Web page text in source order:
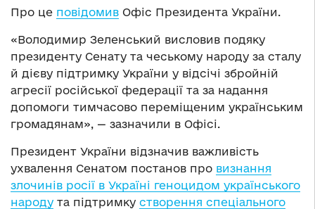
Про це повідомив Офіс Президента України.
«Володимир Зеленський висловив подяку
президенту Сенату та чеському народу за сталу
й дієву підтримку України у відсічі збройній
агресії російської федерації та за надання
допомоги тимчасово переміщеним українським
громадянам», — зазначили в Офісі.
Президент України відзначив важливість
ухвалення Сенатом постанов про визнання
злочинів росії в Україні геноцидом українського
народу та підтримку створення спеціального